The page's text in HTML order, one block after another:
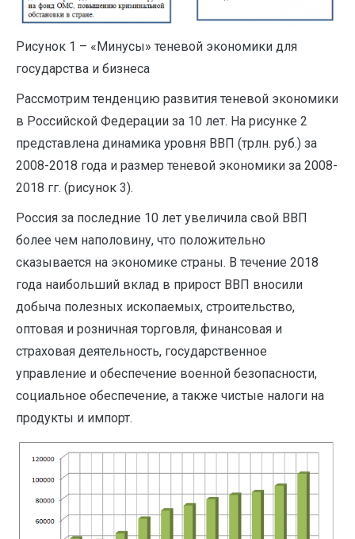
Рисунок 1 – «Минусы» теневой экономики для
государства и бизнеса
Рассмотрим тенденцию развития теневой экономики
в Российской Федерации за 10 лет. На рисунке 2
представлена динамика уровня ВВП (трлн. руб.) за
2008-2018 года и размер теневой экономики за 2008-
2018 гг. (рисунок 3).
Россия за последние 10 лет увеличила свой ВВП
более чем наполовину, что положительно
сказывается на экономике страны. В течение 2018
года наибольший вклад в прирост ВВП вносили
добыча полезных ископаемых, строительство,
оптовая и розничная торговля, финансовая и
страховая деятельность, государственное
управление и обеспечение военной безопасности,
социальное обеспечение, а также чистые налоги на
продукты и импорт.